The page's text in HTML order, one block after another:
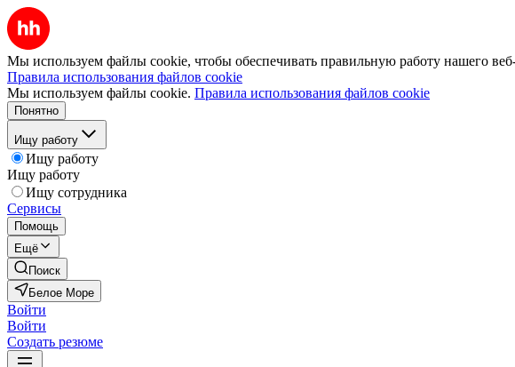
Мы используем файлы cookie, чтобы обеспечивать правильную работу нашего
Правила использования файлов cookie
Мы используем файлы cookie. Правила использования файлов cookie
Понятно
Ищу работу
Ищу работу
Ищу работу
Ищу сотрудника
Сервисы
Помощь
Ещё
Поиск
Белое Море
Войти
Войти
Создать резюме